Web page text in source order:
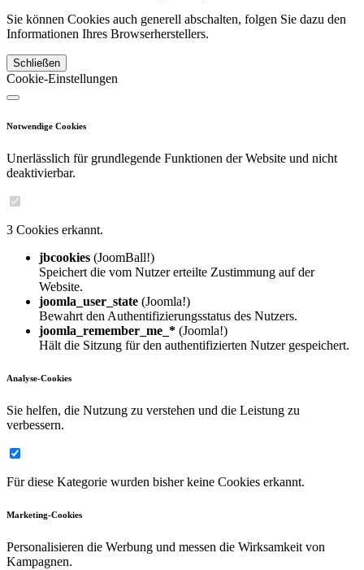
Sie können Cookies auch generell abschalten, folgen Sie dazu den
Informationen Ihres Browserherstellers.
Schließen
Cookie-Einstellungen
Notwendige Cookies
Unerlässlich für grundlegende Funktionen der Website und nicht
deaktivierbar.
3 Cookies erkannt.
jbcookies (JoomBall!)
Speichert die vom Nutzer erteilte Zustimmung auf der
Website.
joomla_user_state (Joomla!)
Bewahrt den Authentifizierungsstatus des Nutzers.
joomla_remember_me_* (Joomla!)
Hält die Sitzung für den authentifizierten Nutzer gespeichert.
Analyse-Cookies
Sie helfen, die Nutzung zu verstehen und die Leistung zu
verbessern.
Für diese Kategorie wurden bisher keine Cookies erkannt.
Marketing-Cookies
Personalisieren die Werbung und messen die Wirksamkeit von
Kampagnen.